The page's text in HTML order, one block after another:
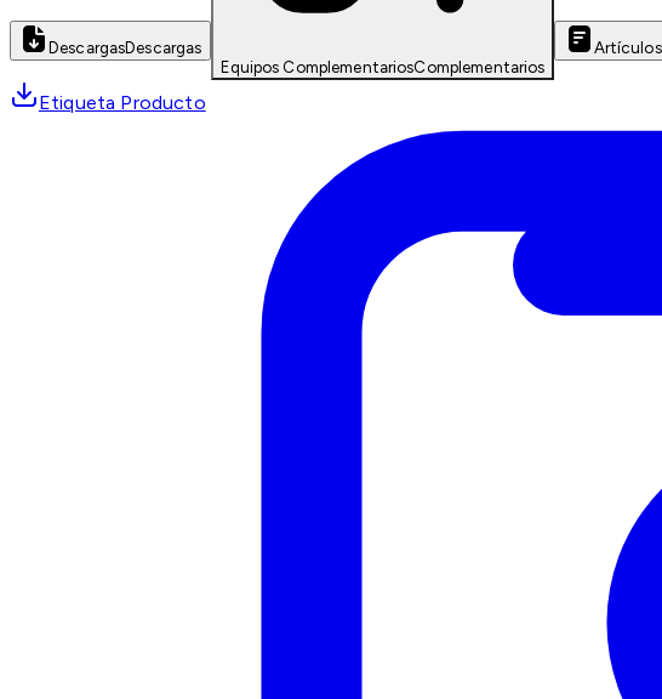
DescargasDescargas
Equipos ComplementariosComplementarios
Artículos
Etiqueta Producto